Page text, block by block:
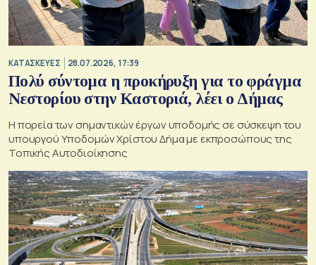
ΚΑΤΑΣΚΕΥΕΣ 28.07.2026, 17:39
Πολύ σύντομα η προκήρυξη για το φράγμα
Νεστορίου στην Καστοριά, λέει ο Δήμας
H πορεία των σημαντικών έργων υποδομής σε σύσκεψη του
υπουργού Υποδομών Χρίστου Δήμα με εκπροσώπους της
Τοπικής Αυτοδιοίκησης